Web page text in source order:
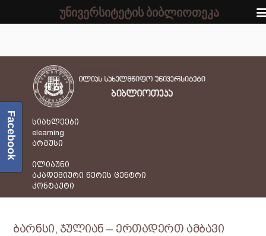
სიახლეები
elearning
არგუსი
ილიაუნი
აკადემიური წერის ცენტრი
კონტაქტი
ბარნსი, ჯულიან – ერთადერთ ამბავი
Facebook
უნივერსიტეტის ბიბლიოთეკა